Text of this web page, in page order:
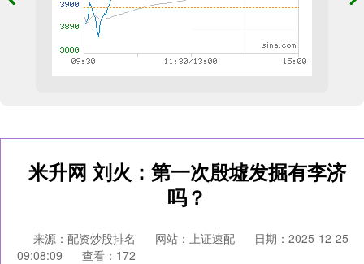
米升网 刘火：第一次殷墟发掘有李济
吗？
来源：配资炒股排名 网站：上证速配
日期：2025-12-25
09:08:09
查看：172